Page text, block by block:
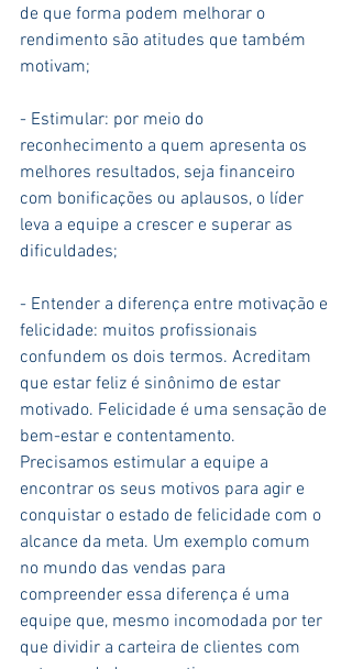
de que forma podem melhorar o
rendimento são atitudes que também
motivam;
- Estimular: por meio do
reconhecimento a quem apresenta os
melhores resultados, seja financeiro
com bonificações ou aplausos, o líder
leva a equipe a crescer e superar as
dificuldades;
- Entender a diferença entre motivação e
felicidade: muitos profissionais
confundem os dois termos. Acreditam
que estar feliz é sinônimo de estar
motivado. Felicidade é uma sensação de
bem-estar e contentamento.
Precisamos estimular a equipe a
encontrar os seus motivos para agir e
conquistar o estado de felicidade com o
alcance da meta. Um exemplo comum
no mundo das vendas para
compreender essa diferença é uma
equipe que, mesmo incomodada por ter
que dividir a carteira de clientes com